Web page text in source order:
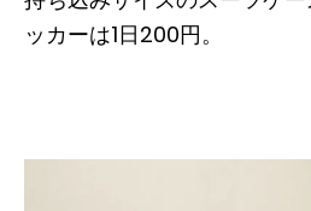
ッカーは1日200円。